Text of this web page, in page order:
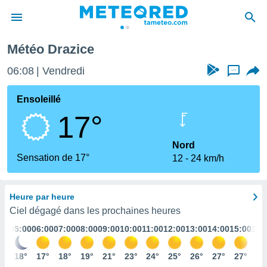
de
en
Météo Drazice
06:08 Vendredi ...
Ensoleillé
17°
Sensation de 17°
Nord
12
24 km/h
Heure par heure
Ciel dégagé dans les prochaines heures
05:00
18°
06:00
17°
07:00
18°
08:00
19°
09:00
21°
10:00
23°
11:00
24°
12:00
25°
13:00
26°
14:00
27°
15:00
27°